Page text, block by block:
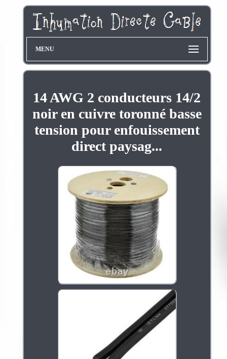
MENU
14 AWG 2 conducteurs 14/2
noir en cuivre toronné basse
tension pour enfouissement
direct paysag...